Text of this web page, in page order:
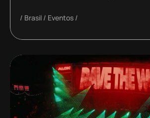
Brasil Eventos